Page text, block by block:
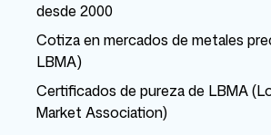
desde 2000
Cotiza en mercados de metales
LBMA)
Certificados de pureza de LBMA
Market Association)